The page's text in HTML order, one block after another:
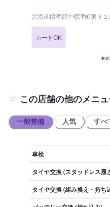
選べる特典がもらえます！
ルオイルの各種グレードも
詳細はアプリのお知らせよりご確認
備受付時間：9：00〜18：00 給
セス】 フレスポ中標津を左
北海道標津郡中標津町東３２
カードOK
この店舗の他のメニ
一般整備 人気 すべ
車検
タイヤ交換 (スタッドレス
タイヤ交換 (組み換え・持ち